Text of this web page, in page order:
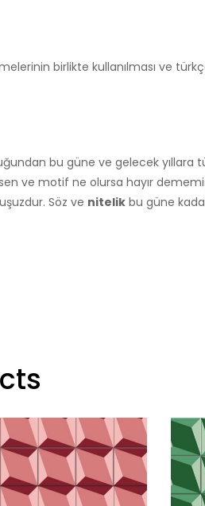
birlikte kullanılması ve
bu güne ve gelecek yıllara
ve motif ne olursa hayır
Söz ve nitelik bu güne